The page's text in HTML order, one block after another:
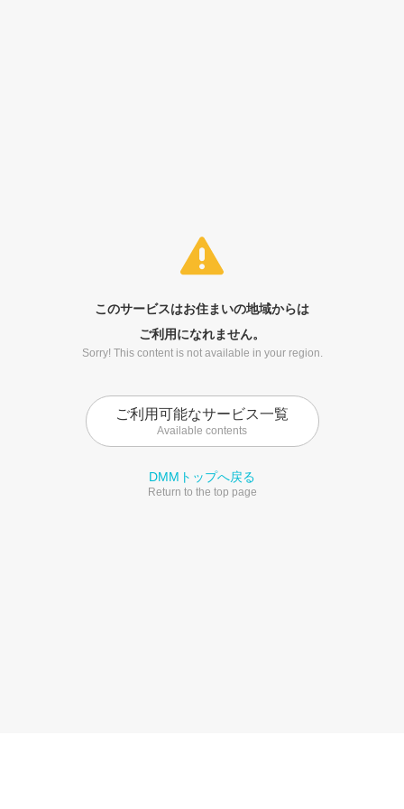
このサービスはお住まいの地域からは
ご利用になれません。
Sorry! This content is not available in your region.
ご利用可能なサービス一覧
Available contents
DMMトップへ戻る
Return to the top page